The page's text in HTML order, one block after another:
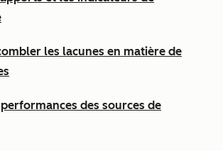
les lacunes en matière de
des sources de